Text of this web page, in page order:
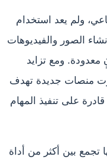
ولم يعد استخدام
الصور والفيديوهات
معدودة. ومع تزايد
منصات جديدة تهدف
على تنفيذ المهام
تجمع بين أكثر من أداة